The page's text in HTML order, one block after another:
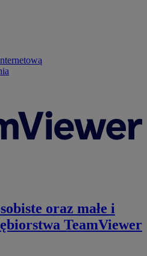
oraz małe i
TeamViewer